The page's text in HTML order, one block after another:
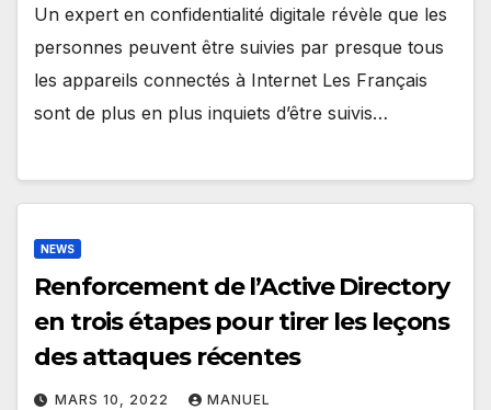
Un expert en confidentialité digitale révèle que les
personnes peuvent être suivies par presque tous
les appareils connectés à Internet Les Français
sont de plus en plus inquiets d’être suivis…
NEWS
Renforcement de l’Active Directory
en trois étapes pour tirer les leçons
des attaques récentes
MARS 10, 2022 MANUEL